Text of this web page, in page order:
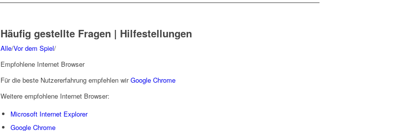
Häufig gestellte Fragen | Hilfestellungen
Alle/Vor dem Spiel/
Empfohlene Internet Browser
Für die beste Nutzererfahrung empfehlen wirGoogle Chrome
Weitere empfohlene Internet Browser:
Microsoft Internet Explorer
Google Chrome